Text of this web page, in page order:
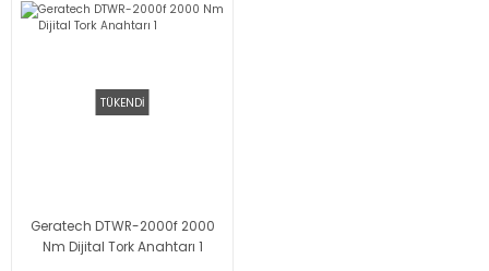
TÜKENDİ
Geratech DTWR-2000f 2000
Nm Dijital Tork Anahtarı 1